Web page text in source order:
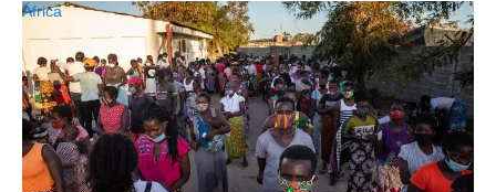
África